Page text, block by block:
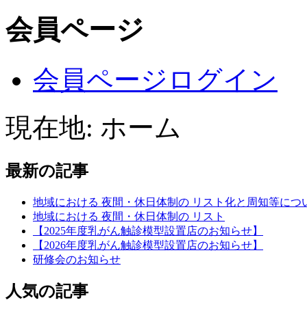
会員ページ
会員ページログイン
現在地: ホーム
最新の記事
地域における 夜間・休日体制の リスト化と周知等につ
地域における 夜間・休日体制の リスト
【2025年度乳がん触診模型設置店のお知らせ】
【2026年度乳がん触診模型設置店のお知らせ】
研修会のお知らせ
人気の記事